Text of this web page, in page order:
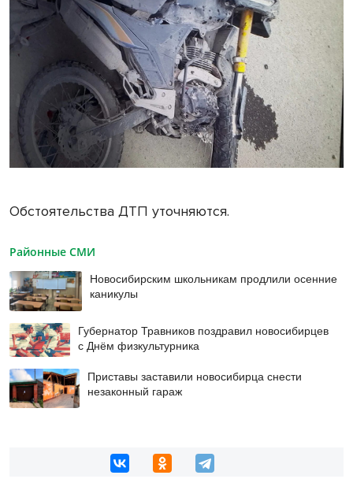
Обстоятельства ДТП уточняются.
Районные СМИ
Новосибирским школьникам продлили осенние
каникулы
Губернатор Травников поздравил новосибирцев
с Днём физкультурника
Приставы заставили новосибирца снести
незаконный гараж